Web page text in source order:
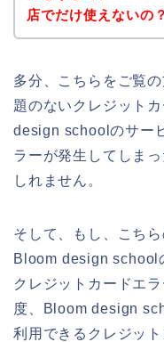
店でだけ使えないの？
多分、こちらをご覧
題のないクレジット
design schoolのサー
ラーが発生してしま
しれません。
そして、もし、こち
Bloom design school
クレジットカードエ
度、Bloom design
利用できるクレジッ